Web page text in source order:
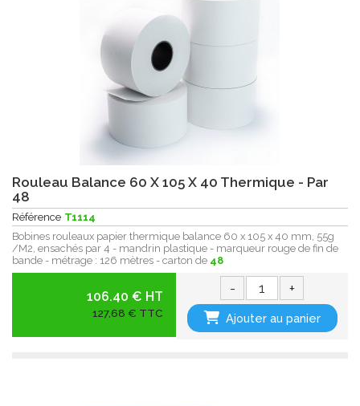
Rouleau Balance 60 X 105 X 40 Thermique - Par
48
Référence T1114
Bobines rouleaux papier thermique balance 60 x 105 x 40 mm, 55g
/M2, ensachés par 4 - mandrin plastique - marqueur rouge de fin de
bande - métrage : 126 mètres - carton de 48
106.40 € HT
127,68 € TTC
- +
Ajouter au panier